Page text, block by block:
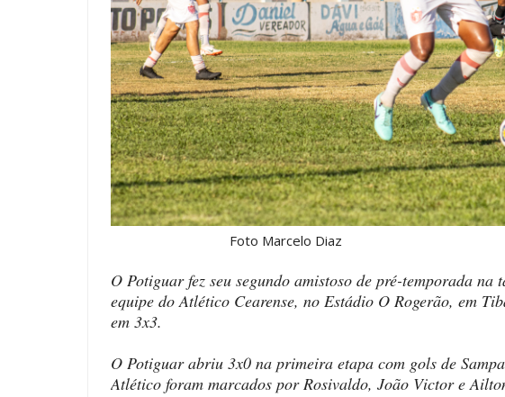
Foto Marcelo Diaz
O Potiguar fez seu segundo amistoso de pré-temporada
equipe do Atlético Cearense, no Estádio O Rogerão, em
em 3x3.
O Potiguar abriu 3x0 na primeira etapa com gols de
Atlético foram marcados por Rosivaldo, João Victor e